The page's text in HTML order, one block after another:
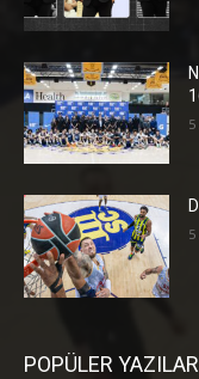
POPÜLER YAZILAR